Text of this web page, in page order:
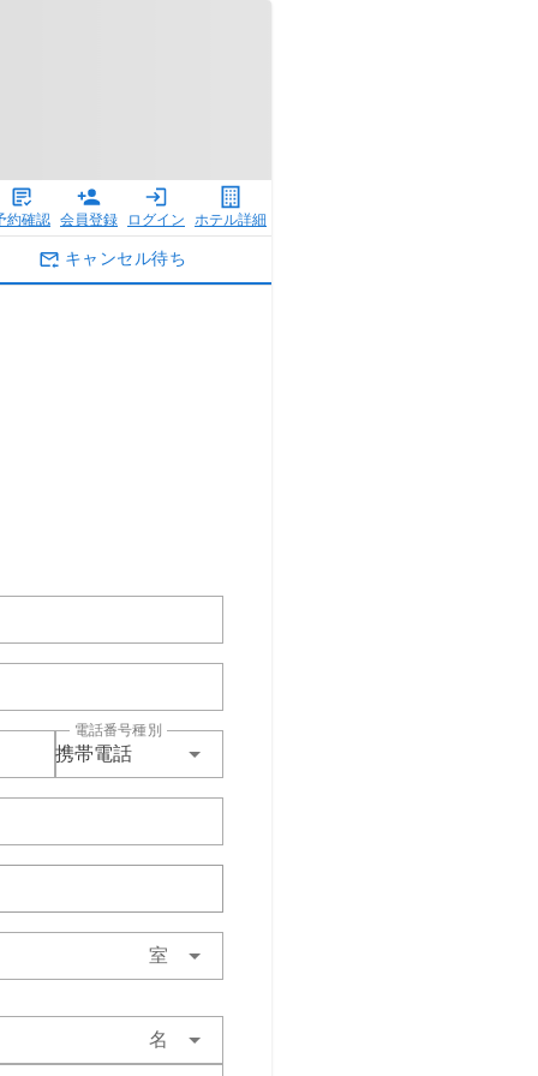
ホテル詳細
ログイン
会員登録
約確認
キャンセル待ち
携帯電話
電話番号種別
室
名